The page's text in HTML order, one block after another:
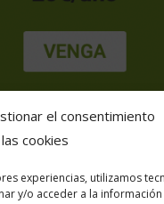
el consentimiento
cookies
experiencias, utilizamos
y/o acceder a la